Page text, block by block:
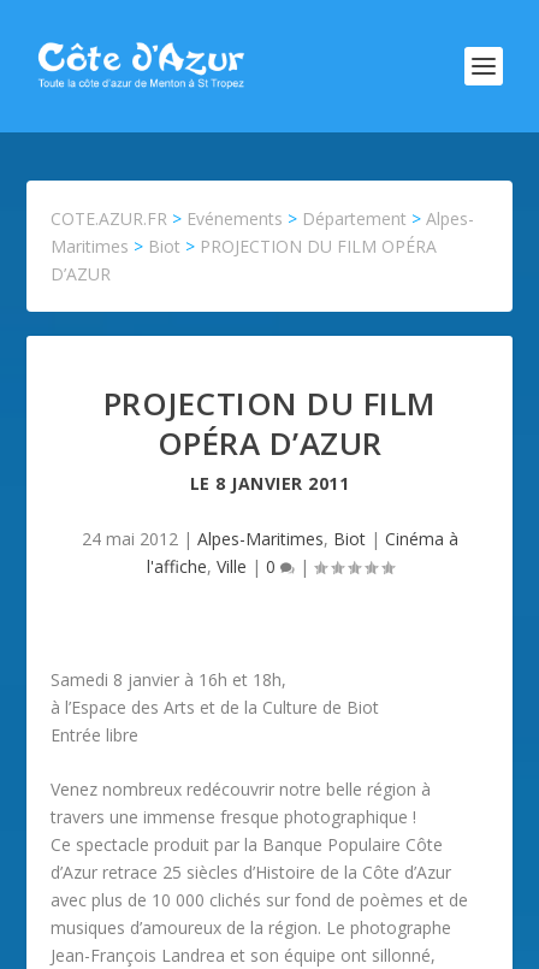
COTE.AZUR.FR > Evénements > Département >Alpes-
Maritimes > Biot > PROJECTION DU FILM OPÉRA
D’AZUR
PROJECTION DU FILM
OPÉRA D’AZUR
LE 8 JANVIER 2011
24 mai 2012| Alpes-Maritimes, Biot| Cinéma à
l'affiche, Ville | 0 |
Samedi 8 janvier à 16h et 18h,
à l’Espace des Arts et de la Culture de Biot
Entrée libre
Venez nombreux redécouvrir notre belle région à
travers une immense fresque photographique !
Ce spectacle produit par la Banque Populaire Côte
d’Azur retrace 25 siècles d’Histoire de la Côte d’Azur
avec plus de 10 000 clichés sur fond de poèmes et de
musiques d’amoureux de la région. Le photographe
Jean-François Landrea et son équipe ont sillonné,